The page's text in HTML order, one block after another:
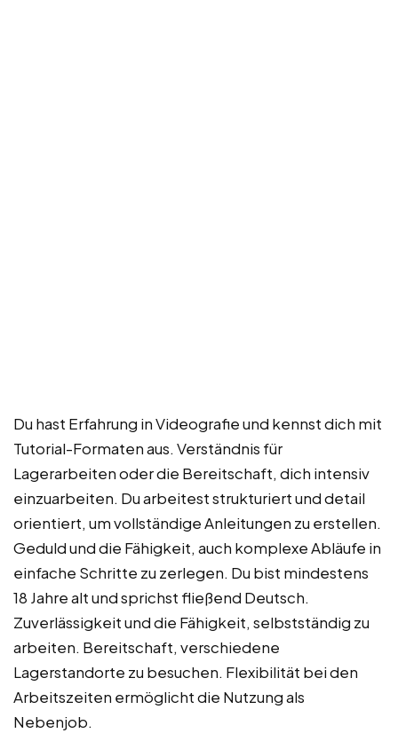
Du hast Erfahrung in Videografie und kennst dich mit
Tutorial-Formaten aus. Verständnis für
Lagerarbeiten oder die Bereitschaft, dich intensiv
einzuarbeiten. Du arbeitest strukturiert und detail
orientiert, um vollständige Anleitungen zu erstellen.
Geduld und die Fähigkeit, auch komplexe Abläufe in
einfache Schritte zu zerlegen. Du bist mindestens
18 Jahre alt und sprichst fließend Deutsch.
Zuverlässigkeit und die Fähigkeit, selbstständig zu
arbeiten. Bereitschaft, verschiedene
Lagerstandorte zu besuchen. Flexibilität bei den
Arbeitszeiten ermöglicht die Nutzung als
Nebenjob.